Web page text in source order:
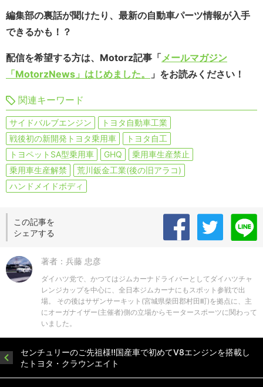
編集部の裏話が聞けたり、最新の自動車パーツ情報が入手
できるかも！？
配信を希望する方は、Motorz記事「メールマガジン
「MotorzNews」はじめました。
」をお読みください！
関連キーワード
サイドバルブエンジン
トヨタ自動車工業
戦後初の新開発トヨタ乗用車
トヨタ自工
トヨペットSA型乗用車
GHQ
乗用車生産禁止
乗用車生産解禁
荒川鈑金工業(後の旧アラコ)
ハンドメイドボディ
この記事を
シェアする
著者：兵藤 忠彦
ダイハツ党で、かつてはジムカーナドライバーとしてダイハツチャ
レンジカップを中心に、全日本ジムカーナにもスポット参戦で出
場。 その後はサザンサーキット(宮城県柴田郡村田町)を拠点に、主
にオーガナイザー(主催者)側の立場からモータースポーツに関わって
いました。
センチュリーのご先祖様!!国産車で初めてV8エンジンを搭載し
たトヨタ・クラウンエイト